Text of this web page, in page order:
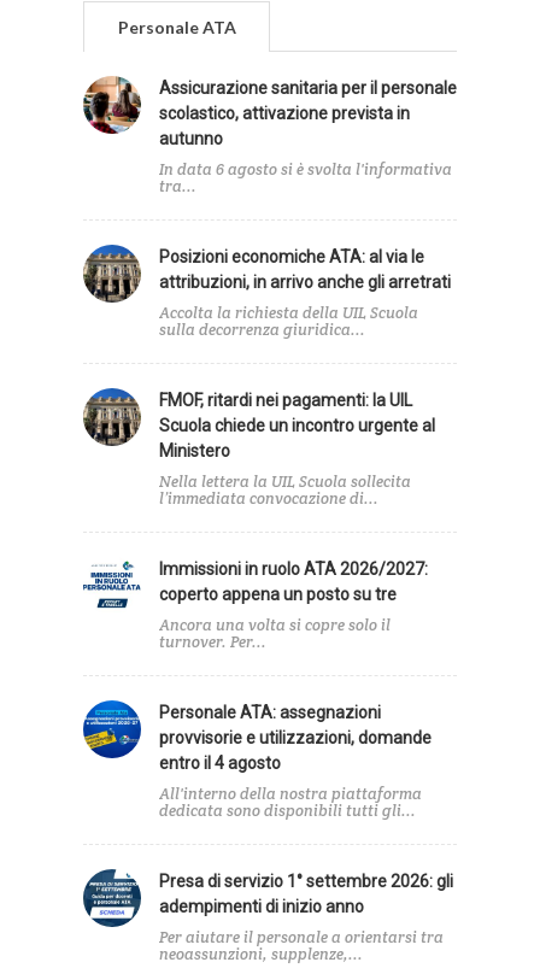
Personale ATA
Assicurazione sanitaria per il personale
scolastico, attivazione prevista in
autunno
In data 6 agosto si è svolta l'informativa
tra...
Posizioni economiche ATA: al via le
attribuzioni, in arrivo anche gli arretrati
Accolta la richiesta della UIL Scuola
sulla decorrenza giuridica...
FMOF, ritardi nei pagamenti: la UIL
Scuola chiede un incontro urgente al
Ministero
Nella lettera la UIL Scuola sollecita
l’immediata convocazione di...
Immissioni in ruolo ATA 2026/2027:
coperto appena un posto su tre
Ancora una volta si copre solo il
turnover. Per...
Personale ATA: assegnazioni
provvisorie e utilizzazioni, domande
entro il 4 agosto
All'interno della nostra piattaforma
dedicata sono disponibili tutti gli...
Presa di servizio 1° settembre 2026: gli
adempimenti di inizio anno
Per aiutare il personale a orientarsi tra
neoassunzioni, supplenze,...